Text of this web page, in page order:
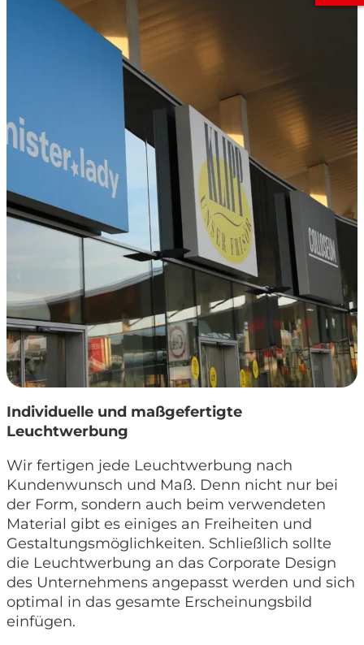
Individuelle und maßgefertigte
Leuchtwerbung
Wir fertigen jede Leuchtwerbung nach
Kundenwunsch und Maß. Denn nicht nur bei
der Form, sondern auch beim verwendeten
Material gibt es einiges an Freiheiten und
Gestaltungsmöglichkeiten. Schließlich sollte
die Leuchtwerbung an das Corporate Design
des Unternehmens angepasst werden und sich
optimal in das gesamte Erscheinungsbild
einfügen.